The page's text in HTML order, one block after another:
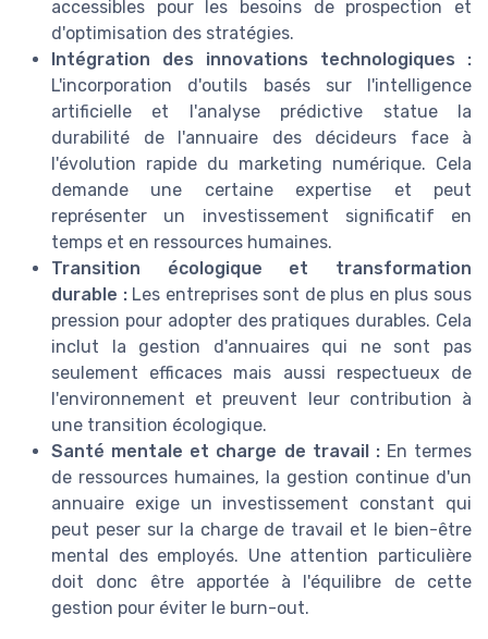
accessibles pour les besoins de prospection et
d'optimisation des stratégies.
Intégration des innovations technologiques :
L'incorporation d'outils basés sur l'intelligence
artificielle et l'analyse prédictive statue la
durabilité de l'annuaire des décideurs face à
l'évolution rapide du marketing numérique. Cela
demande une certaine expertise et peut
représenter un investissement significatif en
temps et en ressources humaines.
Transition écologique et transformation
durable :Les entreprises sont de plus en plus sous
pression pour adopter des pratiques durables. Cela
inclut la gestion d'annuaires qui ne sont pas
seulement efficaces mais aussi respectueux de
l'environnement et preuvent leur contribution à
une transition écologique.
Santé mentale et charge de travail :En termes
de ressources humaines, la gestion continue d'un
annuaire exige un investissement constant qui
peut peser sur la charge de travail et le bien-être
mental des employés. Une attention particulière
doit donc être apportée à l'équilibre de cette
gestion pour éviter le burn-out.